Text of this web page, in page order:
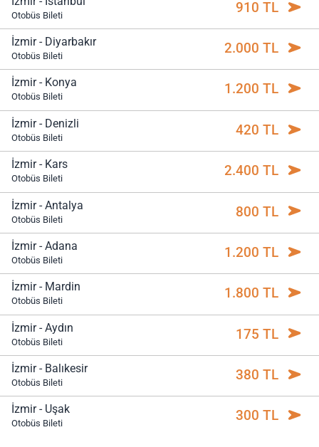
Otobüs Bileti 910 TL
İzmir - Diyarbakır
Otobüs Bileti 2.000 TL
İzmir - Konya
Otobüs Bileti 1.200 TL
İzmir - Denizli
Otobüs Bileti 420 TL
İzmir - Kars
Otobüs Bileti 2.400 TL
İzmir - Antalya
Otobüs Bileti 800 TL
İzmir - Adana
Otobüs Bileti 1.200 TL
İzmir - Mardin
Otobüs Bileti 1.800 TL
İzmir - Aydın
Otobüs Bileti 175 TL
İzmir - Balıkesir
Otobüs Bileti 380 TL
İzmir - Uşak
Otobüs Bileti 300 TL